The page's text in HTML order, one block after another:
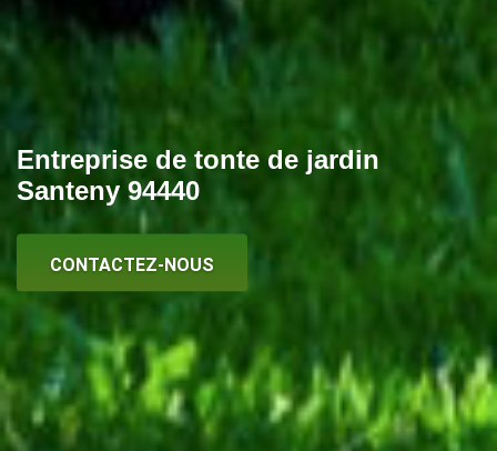
Entreprise de tonte de jardin
Santeny 94440
CONTACTEZ-NOUS